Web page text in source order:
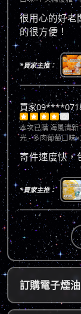
很用心的好老
的很方便！
*買家主推：
買家
    
本次已購海風清新
光 - 多肉葡萄口味
寄件速度快，
*買家主推：
訂購電子煙